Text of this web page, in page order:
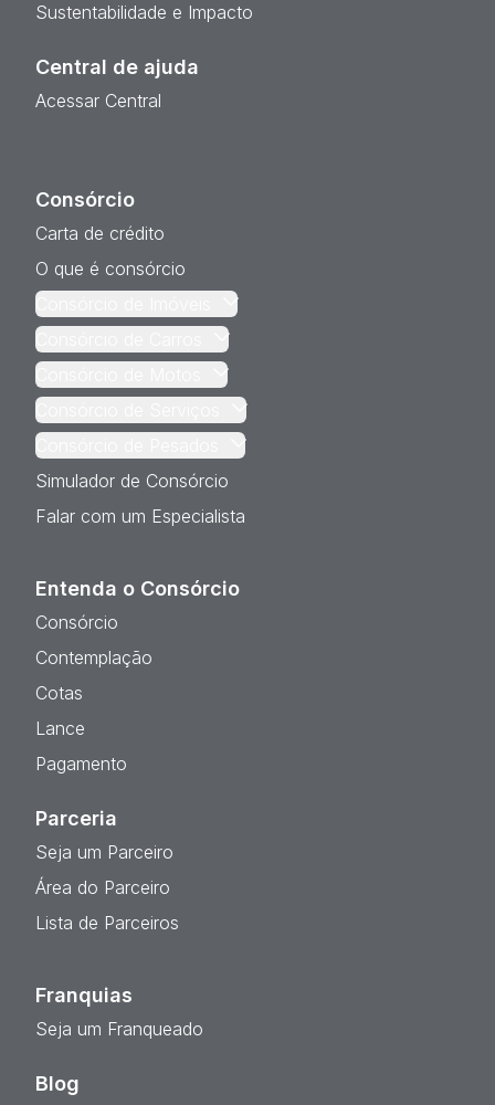
Sustentabilidade e Impacto
Central de ajuda
Acessar Central
Consórcio
Carta de crédito
O que é consórcio
Simulador de Consórcio
Falar com um Especialista
Entenda o Consórcio
Consórcio
Contemplação
Cotas
Lance
Pagamento
Parceria
Seja um Parceiro
Área do Parceiro
Lista de Parceiros
Franquias
Seja um Franqueado
Blog